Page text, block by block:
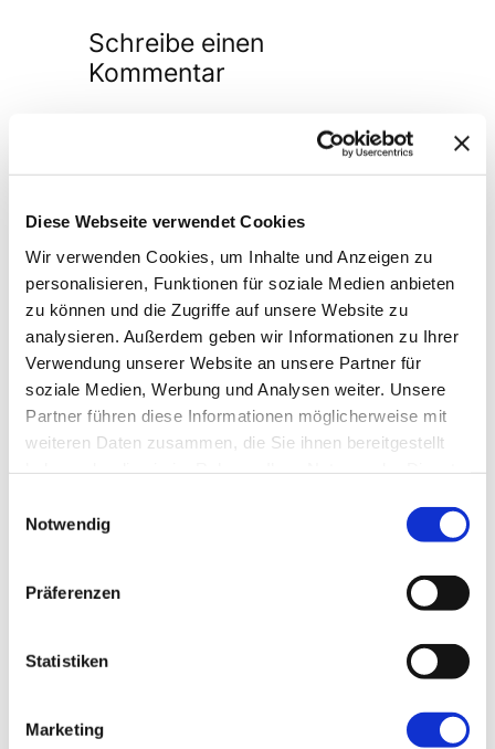
Diese Webseite verwendet Cookies
Wir verwenden Cookies, um Inhalte und Anzeigen zu
personalisieren, Funktionen für soziale Medien anbieten
zu können und die Zugriffe auf unsere Website zu
analysieren. Außerdem geben wir Informationen zu Ihrer
Verwendung unserer Website an unsere Partner für
soziale Medien, Werbung und Analysen weiter. Unsere
Partner führen diese Informationen möglicherweise mit
weiteren Daten zusammen, die Sie ihnen bereitgestellt
Notwendig
Präferenzen
Statistiken
Marketing
Schreibe einen
Kommentar
Erforderliche Felder
sind mit*markiert
Kommentar*
Name*